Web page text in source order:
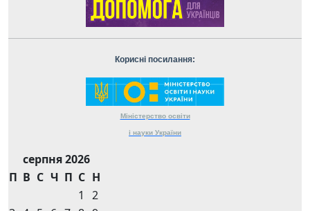
Корисні посилання:
Міністерство освіти
і науки України
серпня 2026
П В С Ч П С Н
1
2